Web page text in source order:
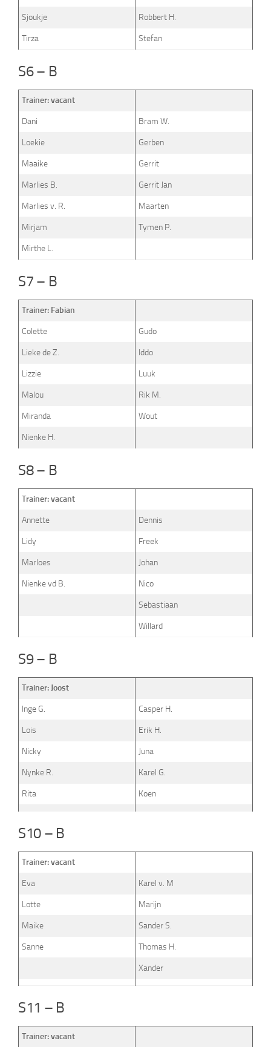
Sjoukje Robbert H.
Tirza Stefan
S6 – B
Trainer: vacant
Dani Bram W.
Loekie Gerben
Maaike Gerrit
Marlies B. Gerrit Jan
Marlies v. R. Maarten
Mirjam Tymen P.
Mirthe L.
S7 – B
Trainer: Fabian
Colette Gudo
Lieke de Z. Iddo
Lizzie Luuk
Malou Rik M.
Miranda Wout
Nienke H.
S8 – B
Trainer: vacant
Annette Dennis
Lidy Freek
Marloes Johan
Nienke vd B. Nico
Sebastiaan
Willard
S9 – B
Trainer: Joost
Inge G. Casper H.
Lois Erik H.
Nicky Juna
Nynke R. Karel G.
Rita Koen
S10 – B
Trainer: vacant
Eva Karel v. M
Lotte Marijn
Maike Sander S.
Sanne Thomas H.
Xander
S11 – B
Trainer: vacant